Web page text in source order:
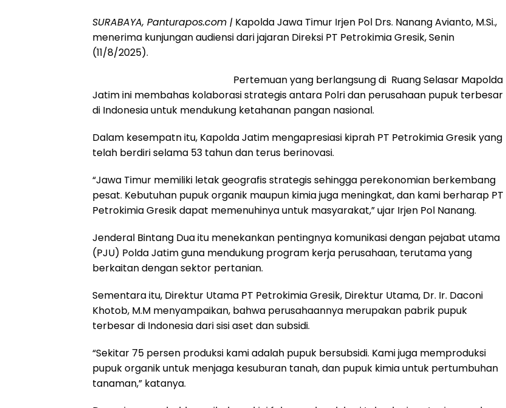
SURABAYA, Panturapos.com | Kapolda Jawa Timur Irjen Pol Drs. Nanang Avianto, M.Si.,
menerima kunjungan audiensi dari jajaran Direksi PT Petrokimia Gresik, Senin
(11/8/2025).
Pertemuan yang berlangsung di Ruang Selasar Mapolda
Jatim ini membahas kolaborasi strategis antara Polri dan perusahaan pupuk terbesar
di Indonesia untuk mendukung ketahanan pangan nasional.
Dalam kesempatn itu, Kapolda Jatim mengapresiasi kiprah PT Petrokimia Gresik yang
telah berdiri selama 53 tahun dan terus berinovasi.
“Jawa Timur memiliki letak geografis strategis sehingga perekonomian berkembang
pesat. Kebutuhan pupuk organik maupun kimia juga meningkat, dan kami berharap PT
Petrokimia Gresik dapat memenuhinya untuk masyarakat,” ujar Irjen Pol Nanang.
Jenderal Bintang Dua itu menekankan pentingnya komunikasi dengan pejabat utama
(PJU) Polda Jatim guna mendukung program kerja perusahaan, terutama yang
berkaitan dengan sektor pertanian.
Sementara itu, Direktur Utama PT Petrokimia Gresik, Direktur Utama, Dr. Ir. Daconi
Khotob, M.M menyampaikan, bahwa perusahaannya merupakan pabrik pupuk
terbesar di Indonesia dari sisi aset dan subsidi.
“Sekitar 75 persen produksi kami adalah pupuk bersubsidi. Kami juga memproduksi
pupuk organik untuk menjaga kesuburan tanah, dan pupuk kimia untuk pertumbuhan
tanaman,” katanya.